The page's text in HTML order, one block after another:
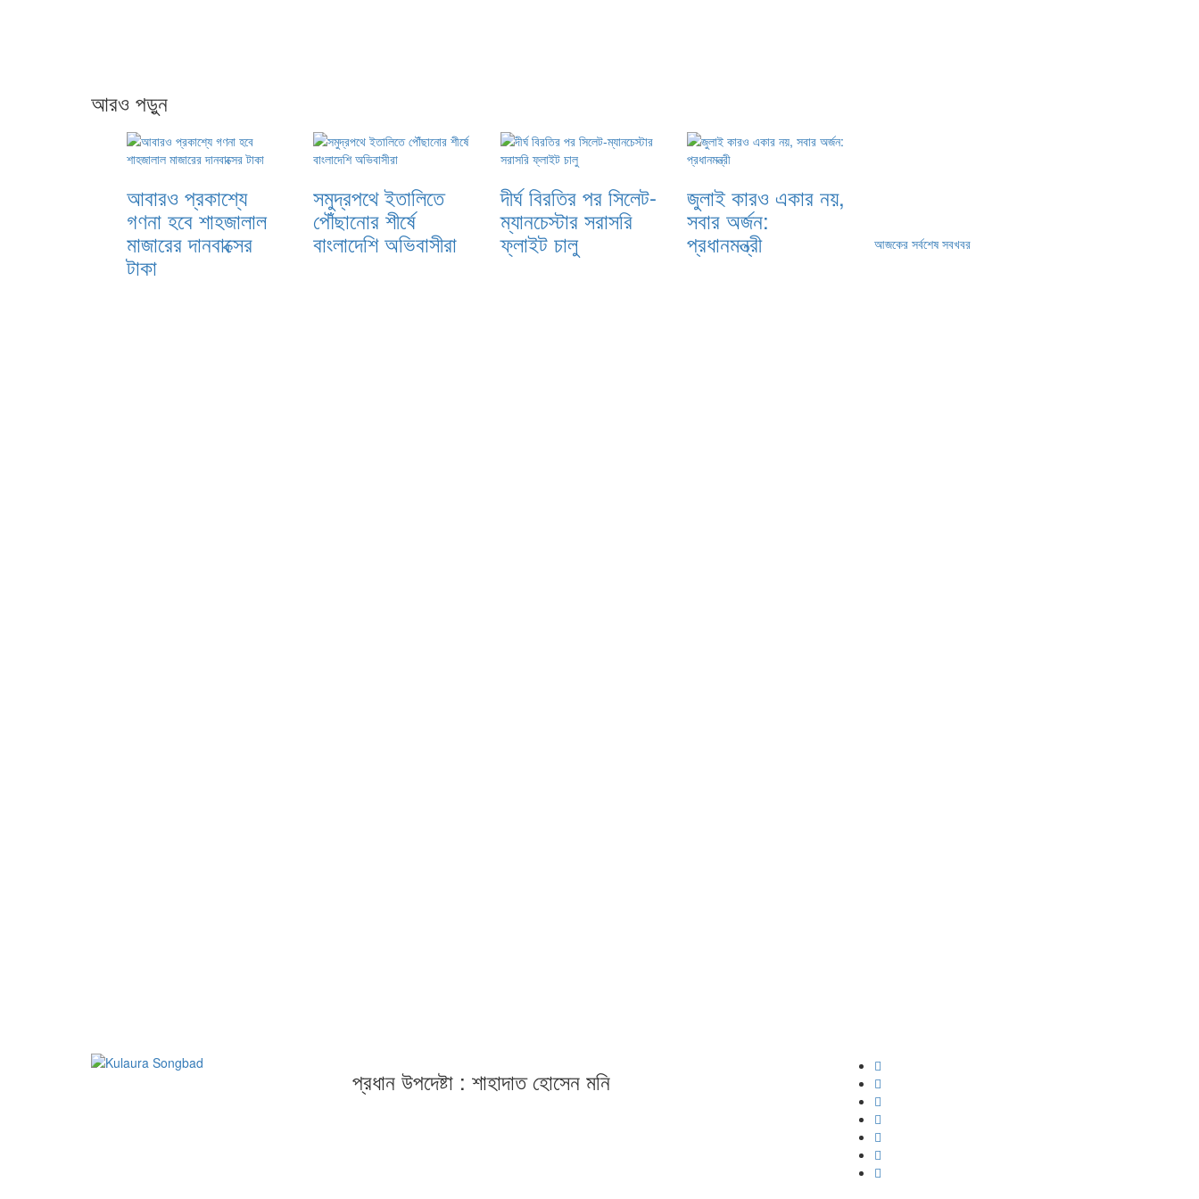
আরও পড়ুন
আবারও প্রকাশ্যে
গণনা হবে শাহজালাল
মাজারের দানবাক্সের
টাকা
সমুদ্রপথে ইতালিতে
পৌঁছানোর শীর্ষে
বাংলাদেশি অভিবাসীরা
দীর্ঘ বিরতির পর সিলেট-
ম্যানচেস্টার সরাসরি
ফ্লাইট চালু
জুলাই কারও একার নয়,
সবার অর্জন:
প্রধানমন্ত্রী আজকের সর্বশেষ সবখবর
প্রধান উপদেষ্টা : শাহাদাত হোসেন মনি